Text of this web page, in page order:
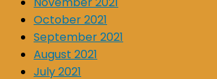
October 2021
September 2021
August 2021
July 2021